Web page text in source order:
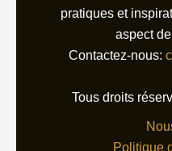
pratiques et
aspect
Contactez-nous:
Tous droits
Politique